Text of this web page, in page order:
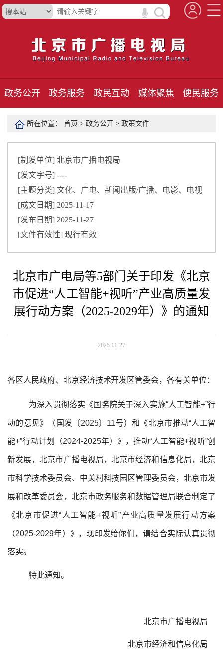
政务公开 政务服务 政民互动 媒体聚焦 便民服务
所在位置： 首页 > 政务公开 > 政策文件
[制发单位] 北京市广播电视局
[发文字号] ----
[主题分类] 文化、广电、新闻出版/广播、电影、电视
[成文日期] 2025-11-17
[发布日期] 2025-11-27
[文件有效性] 现行有效
北京市广电局等5部门关于印发《北京
市促进“人工智能+视听”产业高质量发
展行动方案（2025-2029年）》的通知
2025-11-27
各区人民政府、北京经济技术开发区管委会，各有关单位：
为深入贯彻落实《国务院关于深入实施“人工智能+”行
动的意见》（国发〔2025〕11号）和《北京市推动“人工智
能+”行动计划（2024-2025年）》，推动“人工智能+视听”创
新发展，北京市广播电视局，北京市经济和信息化局，北京
市科学技术委员会、中关村科技园区管理委员会，北京市发
展和改革委员会，北京市政务服务和数据管理局联合制定了
《北京市促进“人工智能+视听”产业高质量发展行动方案
（2025-2029年）》，现印发给你们，请结合实际认真贯彻
落实。
特此通知。
北京市广播电视局
北京市经济和信息化局